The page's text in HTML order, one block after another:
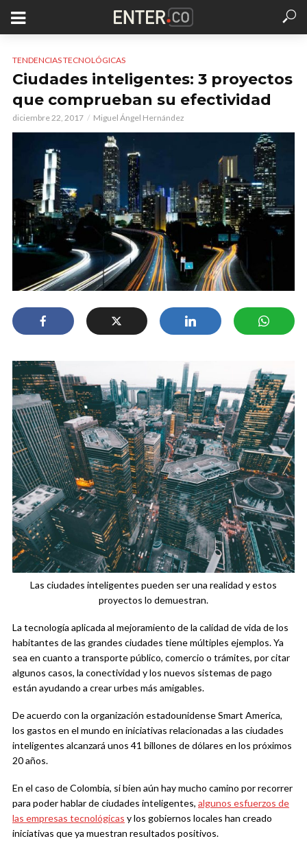
TENDENCIAS TECNOLÓGICAS
Ciudades inteligentes: 3 proyectos
que comprueban su efectividad
diciembre 22, 2017 Miguel Ángel Hernández
Las ciudades inteligentes pueden ser una realidad y estos
proyectos lo demuestran.
La tecnología aplicada al mejoramiento de la calidad de vida de los
habitantes de las grandes ciudades tiene múltiples ejemplos. Ya
sea en cuanto a transporte público, comercio o trámites, por citar
algunos casos, la conectividad y los nuevos sistemas de pago
están ayudando a crear urbes más amigables.
De acuerdo con la organización estadounidense Smart America,
los gastos en el mundo en iniciativas relacionadas a las ciudades
inteligentes alcanzará unos 41 billones de dólares en los próximos
20 años.
En el caso de Colombia, si bien aún hay mucho camino por recorrer
para poder hablar de ciudades inteligentes, algunos esfuerzos de
las empresas tecnológicas y los gobiernos locales han creado
iniciativas que ya muestran resultados positivos.